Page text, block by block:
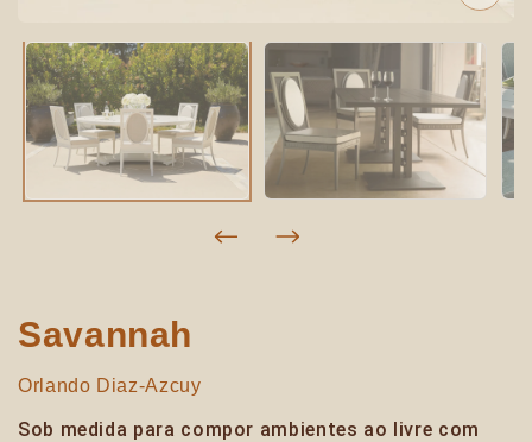
Savannah
Orlando Diaz-Azcuy
Sob medida para compor ambientes ao livre com